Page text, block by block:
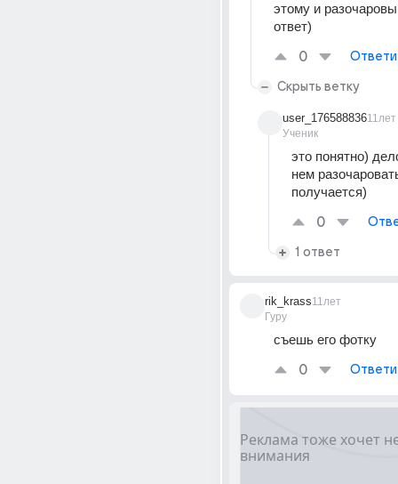
этому и
ответ)
0
Скрыть ветку
user_176588836
Ученик
11лет
это понятно)
нем
получается)
0
1 ответ
rik_krass
Гуру
11лет
съешь его фотку
0